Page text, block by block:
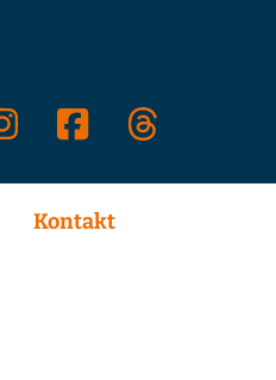
Kontakt